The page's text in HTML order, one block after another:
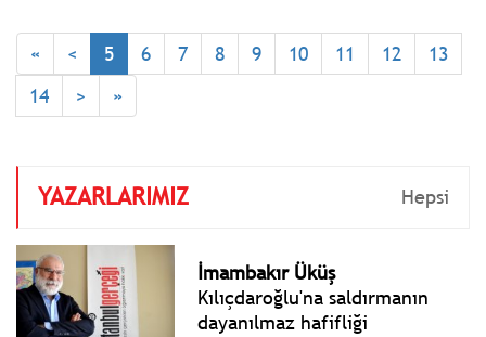
eş zamanlı, eğitimi kuşatan
şiddete karşı alanlara indi.
« < 5 6 7 8 9 10 11 12
13
14
> »
YAZARLARIMIZ Hepsi
İmambakır Üküş
Kılıçdaroğlu'na saldırmanın
dayanılmaz hafifliği